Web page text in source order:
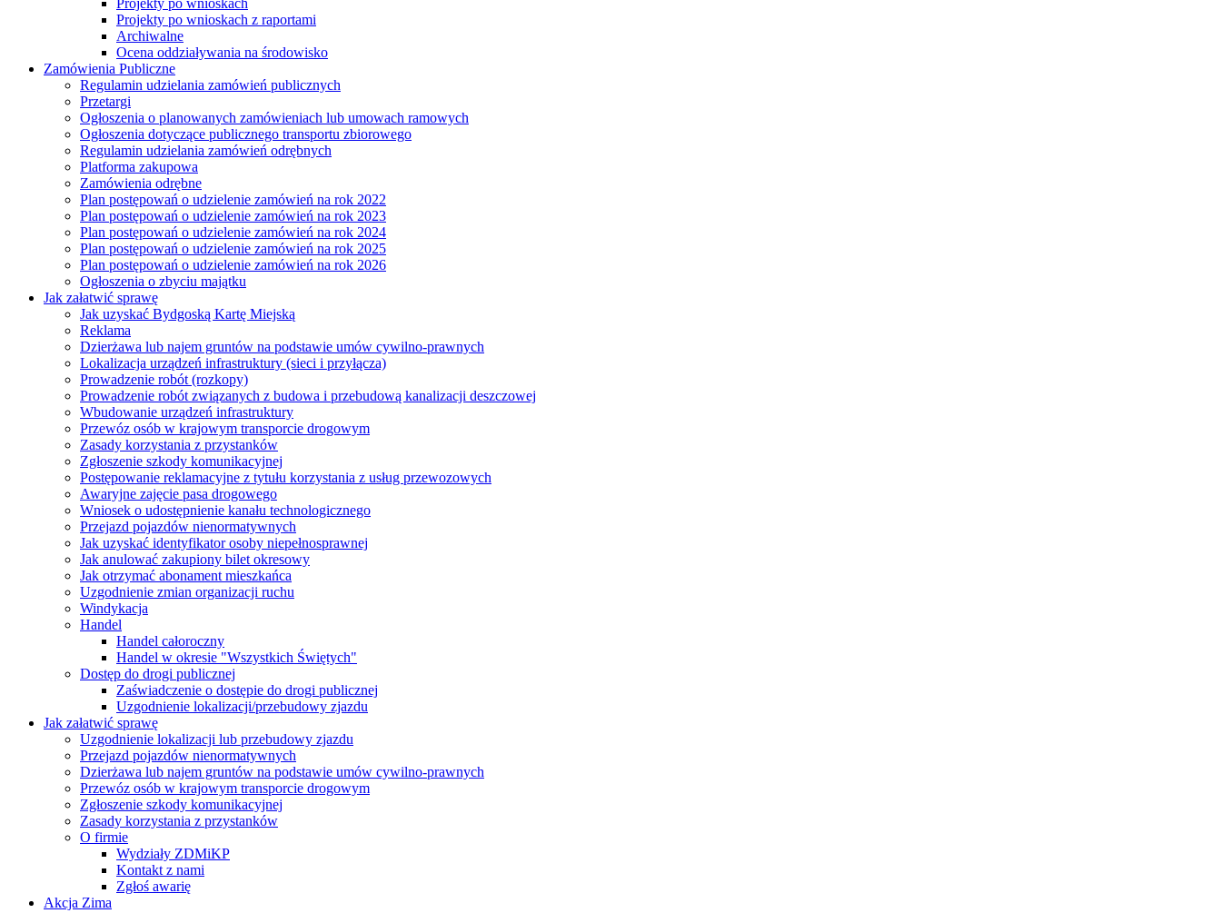
Projekty po wnioskach z raportami
Archiwalne
Ocena oddziaływania na środowisko
Zamówienia Publiczne
Regulamin udzielania zamówień publicznych
Przetargi
Ogłoszenia o planowanych zamówieniach lub umowach ramowych
Ogłoszenia dotyczące publicznego transportu zbiorowego
Regulamin udzielania zamówień odrębnych
Platforma zakupowa
Zamówienia odrębne
Plan postępowań o udzielenie zamówień na rok 2022
Plan postępowań o udzielenie zamówień na rok 2023
Plan postępowań o udzielenie zamówień na rok 2024
Plan postępowań o udzielenie zamówień na rok 2025
Plan postępowań o udzielenie zamówień na rok 2026
Ogłoszenia o zbyciu majątku
Jak załatwić sprawę
Jak uzyskać Bydgoską Kartę Miejską
Reklama
Dzierżawa lub najem gruntów na podstawie umów cywilno-prawnych
Lokalizacja urządzeń infrastruktury (sieci i przyłącza)
Prowadzenie robót (rozkopy)
Prowadzenie robót związanych z budowa i przebudową kanalizacji deszczowej
Wbudowanie urządzeń infrastruktury
Przewóz osób w krajowym transporcie drogowym
Zasady korzystania z przystanków
Zgłoszenie szkody komunikacyjnej
Postępowanie reklamacyjne z tytułu korzystania z usług przewozowych
Awaryjne zajęcie pasa drogowego
Wniosek o udostępnienie kanału technologicznego
Przejazd pojazdów nienormatywnych
Jak uzyskać identyfikator osoby niepełnosprawnej
Jak anulować zakupiony bilet okresowy
Jak otrzymać abonament mieszkańca
Uzgodnienie zmian organizacji ruchu
Windykacja
Handel
Handel całoroczny
Handel w okresie "Wszystkich Świętych"
Dostęp do drogi publicznej
Zaświadczenie o dostępie do drogi publicznej
Uzgodnienie lokalizacji/przebudowy zjazdu
Jak załatwić sprawę
Uzgodnienie lokalizacji lub przebudowy zjazdu
Przejazd pojazdów nienormatywnych
Dzierżawa lub najem gruntów na podstawie umów cywilno-prawnych
Przewóz osób w krajowym transporcie drogowym
Zgłoszenie szkody komunikacyjnej
Zasady korzystania z przystanków
O firmie
Wydziały ZDMiKP
Kontakt z nami
Zgłoś awarię
Akcja Zima